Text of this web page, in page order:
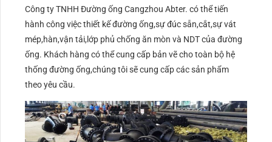
Công ty TNHH Đường ống Cangzhou Abter. có thể tiến
hành công việc thiết kế đường ống,sự đúc sẵn,cắt,sự vát
mép,hàn,vận tải,lớp phủ chống ăn mòn và NDT của đường
ống. Khách hàng có thể cung cấp bản vẽ cho toàn bộ hệ
thống đường ống,chúng tôi sẽ cung cấp các sản phẩm
theo yêu cầu.